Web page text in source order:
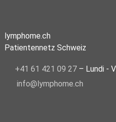
lymphome.ch
Patientennetz Schweiz
+41 61 421 09 27– Lundi -
info@lymphome.ch